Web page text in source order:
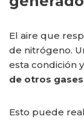
El aire que
de nitrógeno.
esta condición y
de otros gases
Esto puede